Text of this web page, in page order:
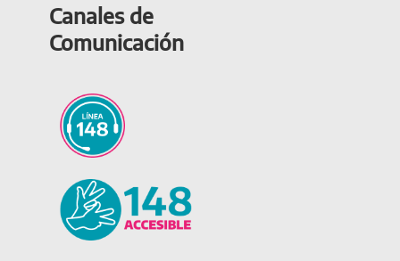
Canales de
Comunicación